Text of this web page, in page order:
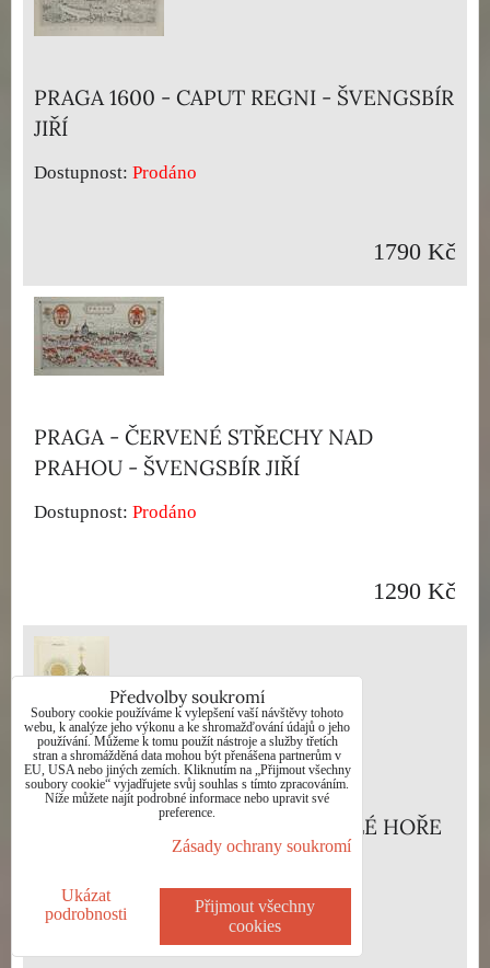
PRAGA 1600 - CAPUT REGNI - ŠVENGSBÍR
JIŘÍ
Dostupnost: Prodáno
1790 Kč
PRAGA - ČERVENÉ STŘECHY NAD
PRAHOU - ŠVENGSBÍR JIŘÍ
Dostupnost: Prodáno
1290 Kč
PRAGA - POUTNÍ KOSTEL NA BÍLÉ HOŘE
- ŠVENGSBÍR JIŘÍ
Dostupnost: Prodáno
Předvolby soukromí
Soubory cookie používáme k vylepšení vaší návštěvy tohoto
webu, k analýze jeho výkonu a ke shromažďování údajů o jeho
používání. Můžeme k tomu použít nástroje a služby třetích
stran a shromážděná data mohou být přenášena partnerům v
EU, USA nebo jiných zemích. Kliknutím na „Přijmout všechny
soubory cookie“ vyjadřujete svůj souhlas s tímto zpracováním.
Níže můžete najít podrobné informace nebo upravit své
preference.
Zásady ochrany soukromí
Ukázat
podrobnosti
Přijmout všechny
cookies